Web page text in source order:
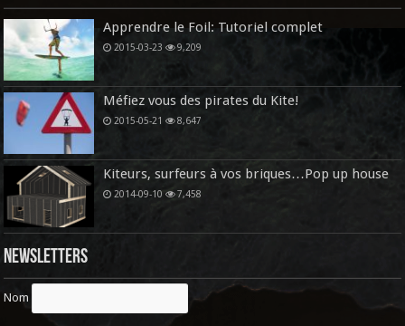
Apprendre le Foil: Tutoriel complet
2015-03-23 9,209
Méfiez vous des pirates du Kite!
2015-05-21 8,647
Kiteurs, surfeurs à vos briques…Pop up house
2014-09-10 7,458
Newsletters
Nom